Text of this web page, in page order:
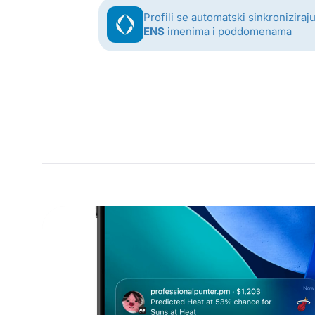
Profili se automatski
ENS imenima i poddomenama